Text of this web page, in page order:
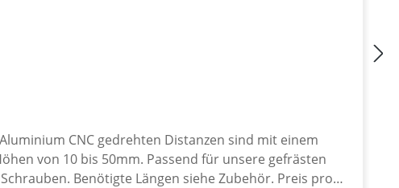
CNC gedrehten Distanzen sind mit einem
für unsere gefrästen
Benötigte Längen siehe Zubehör. Preis pro